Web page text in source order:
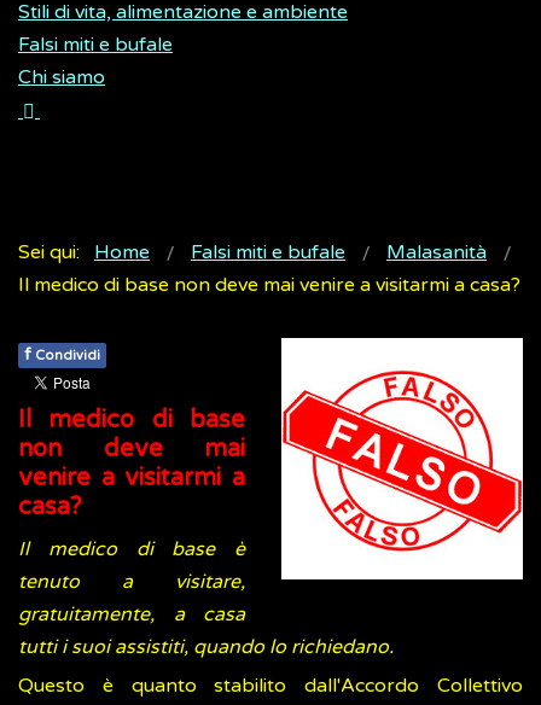
Stili di vita, alimentazione e ambiente
Falsi miti e bufale
Chi siamo
Sei qui: Home Falsi miti e bufale
Malasanità
Il medico di base non deve mai venire a visitarmi a casa?
f Condividi
Il medico di base
non deve mai
venire a visitarmi a
casa?
Il medico di base è
tenuto a visitare,
gratuitamente, a casa
tutti i suoi assistiti, quando lo richiedano.
Questo è quanto stabilito dall'Accordo Collettivo